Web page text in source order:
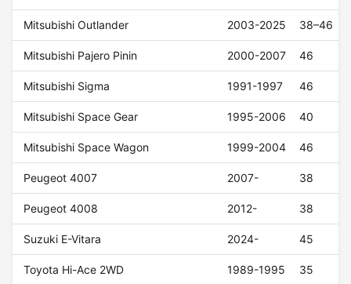
Mitsubishi Outlander 2003-2025 38–46
Mitsubishi Pajero Pinin 2000-2007 46
Mitsubishi Sigma 1991-1997 46
Mitsubishi Space Gear 1995-2006 40
Mitsubishi Space Wagon 1999-2004 46
Peugeot 4007 2007- 38
Peugeot 4008 2012- 38
Suzuki E-Vitara 2024- 45
Toyota Hi-Ace 2WD 1989-1995 35